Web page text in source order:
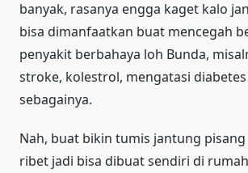
banyak, rasanya engga kaget kalo
bisa dimanfaatkan buat mencegah
penyakit berbahaya loh Bunda,
stroke, kolestrol, mengatasi
sebagainya.
Nah, buat bikin tumis jantung
ribet jadi bisa dibuat sendiri di